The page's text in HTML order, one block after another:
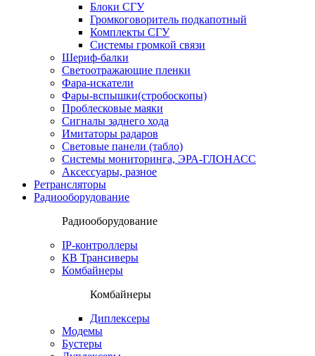
Блоки СГУ
Громкоговоритель подкапотный
Комплекты СГУ
Системы громкой связи
Шериф-балки
Светоотражающие пленки
Фара-искатели
Фары-вспышки(стробоскопы)
Проблесковые маяки
Сигналы заднего хода
Имитаторы радаров
Световые панели (табло)
Системы мониторинга, ЭРА-ГЛОНАСС
Аксессуары, разное
Ретрансляторы
Радиооборудование
Радиооборудование
IP-контроллеры
КВ Трансиверы
Комбайнеры
Комбайнеры
Диплексеры
Модемы
Бустеры